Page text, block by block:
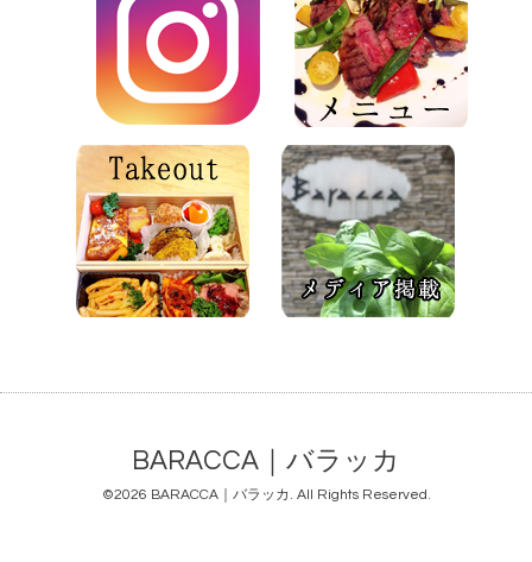
BARACCA｜バラッカ
©2026 BARACCA｜バラッカ . All Rights Reserved.